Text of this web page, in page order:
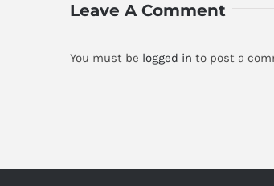
Leave A Comment
You must be logged in to post a